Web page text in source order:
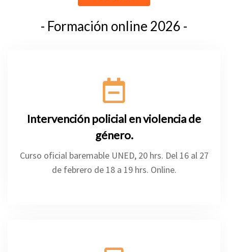
- Formación online 2026 -
Intervención policial en violencia de
género.
Curso oficial baremable UNED, 20 hrs. Del 16 al 27
de febrero de 18 a 19 hrs. Online.